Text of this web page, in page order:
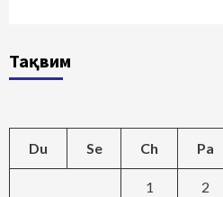
Тақвим
Du Se Ch Pa
1 2